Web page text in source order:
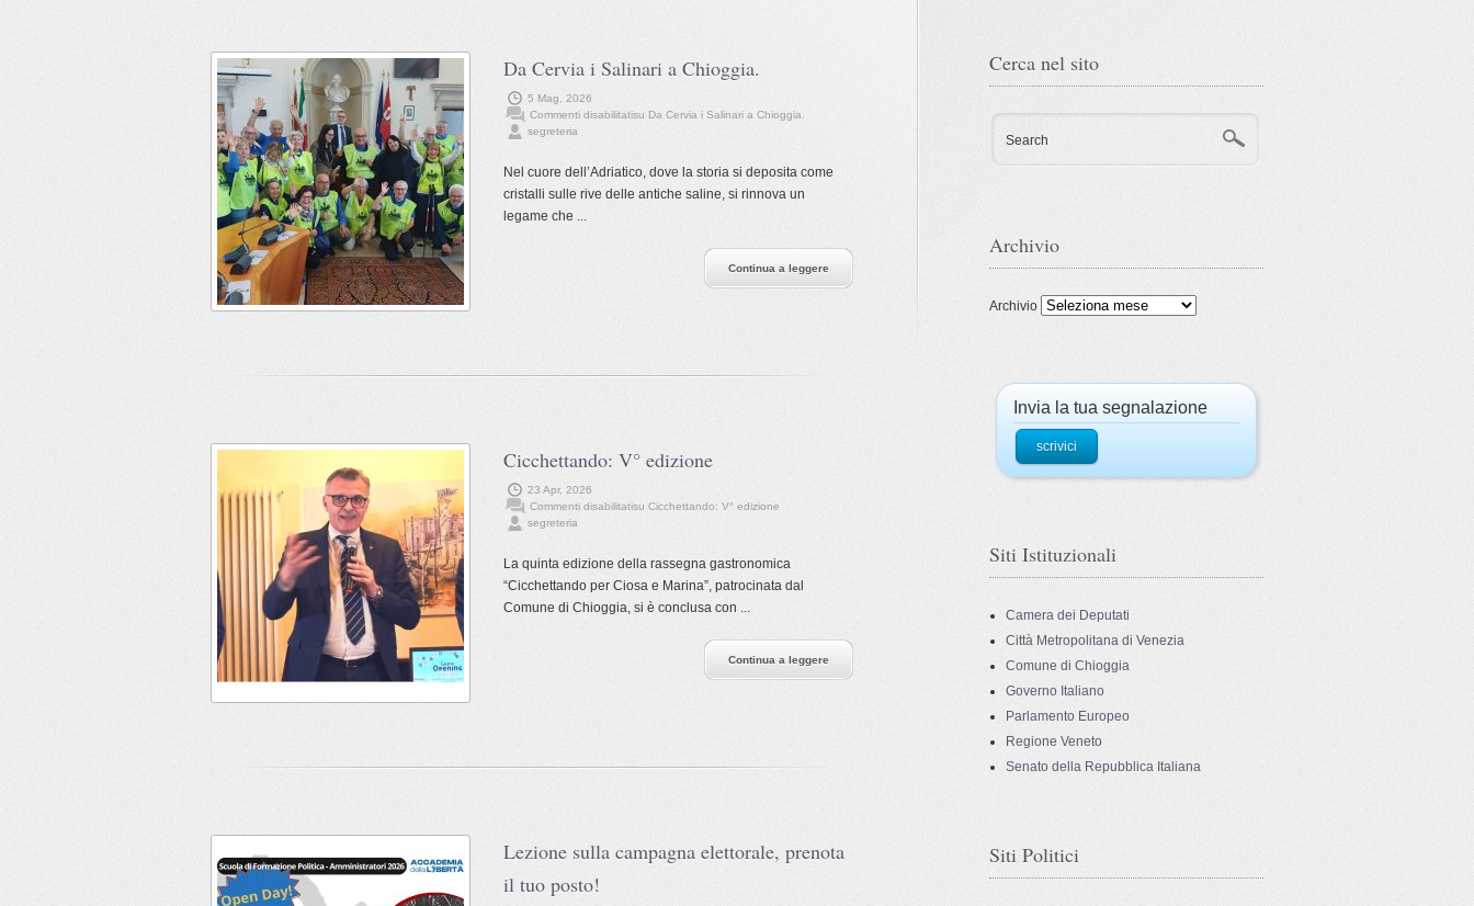
Da Cervia i Salinari a Chioggia.
5 Mag, 2026
Commenti disabilitatisu Da Cervia i Salinari a Chioggia.
segreteria
Nel cuore dell’Adriatico, dove la storia si deposita come
cristalli sulle rive delle antiche saline, si rinnova un
legame che ...
Continua a leggere
Cicchettando: V° edizione
23 Apr, 2026
Commenti disabilitatisu Cicchettando: V° edizione
segreteria
La quinta edizione della rassegna gastronomica
“Cicchettando per Ciosa e Marina”, patrocinata dal
Comune di Chioggia, si è conclusa con ...
Continua a leggere
Lezione sulla campagna elettorale, prenota
il tuo posto!
Cerca nel sito
Search
Archivio
Archivio
Invia la tua segnalazione
scrivici
Siti Istituzionali
Camera dei Deputati
Città Metropolitana di Venezia
Comune di Chioggia
Governo Italiano
Parlamento Europeo
Regione Veneto
Senato della Repubblica Italiana
Siti Politici